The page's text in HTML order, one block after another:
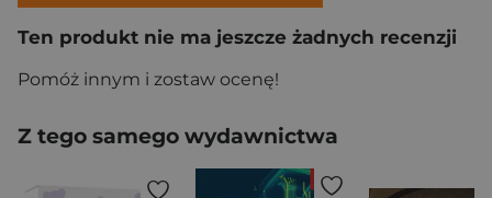
Ten produkt nie ma jeszcze żadnych recenzji
Pomóż innym i zostaw ocenę!
Z tego samego wydawnictwa